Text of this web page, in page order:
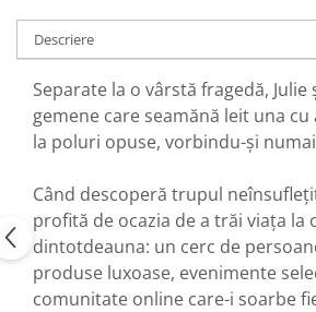
Descriere
Separate la o vârstă fragedă, Julie
gemene care seamănă leit una
la poluri opuse, vorbindu-și
Când descoperă trupul
profită de ocazia de a trăi viața la
dintotdeauna: un cerc de
produse luxoase, evenimente
comunitate online care-i soarbe